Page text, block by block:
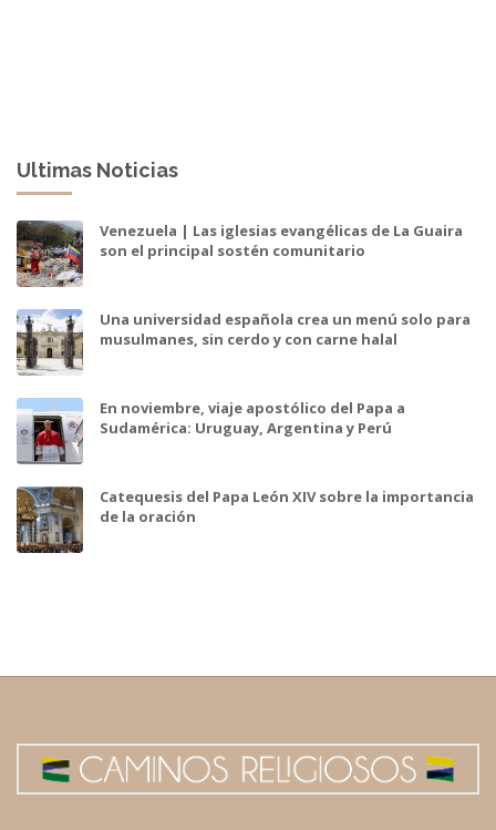
Ultimas Noticias
Venezuela | Las iglesias evangélicas de La Guaira
son el principal sostén comunitario
Una universidad española crea un menú solo para
musulmanes, sin cerdo y con carne halal
En noviembre, viaje apostólico del Papa a
Sudamérica: Uruguay, Argentina y Perú
Catequesis del Papa León XIV sobre la importancia
de la oración